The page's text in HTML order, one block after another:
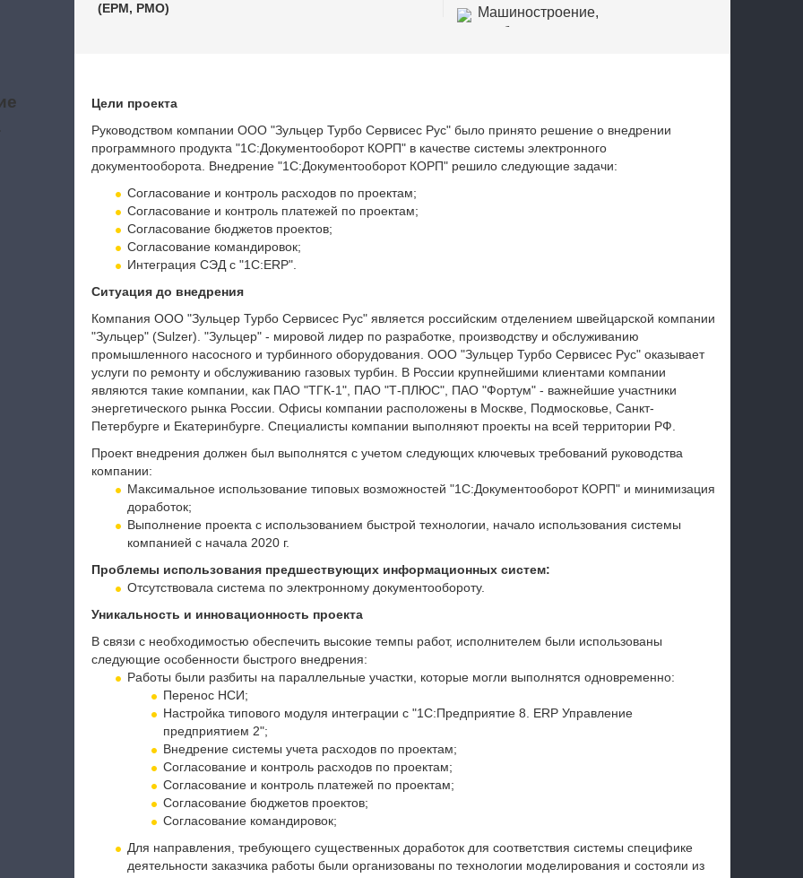
(EPM, PMO)
Машиностроение,
приборостроение
Цели проекта
Руководством компании ООО "Зульцер Турбо Сервисес Рус" было принято решение о внедрении
программного продукта "1С:Документооборот КОРП" в качестве системы электронного
документооборота. Внедрение "1С:Документооборот КОРП" решило следующие задачи:
Согласование и контроль расходов по проектам;
Согласование и контроль платежей по проектам;
Согласование бюджетов проектов;
Согласование командировок;
Интеграция СЭД с "1С:ERP".
Ситуация до внедрения
Компания ООО "Зульцер Турбо Сервисес Рус" является российским отделением швейцарской компании
"Зульцер" (Sulzer). "Зульцер" - мировой лидер по разработке, производству и обслуживанию
промышленного насосного и турбинного оборудования. ООО "Зульцер Турбо Сервисес Рус" оказывает
услуги по ремонту и обслуживанию газовых турбин. В России крупнейшими клиентами компании
являются такие компании, как ПАО "ТГК-1", ПАО "Т-ПЛЮС", ПАО "Фортум" - важнейшие участники
энергетического рынка России. Офисы компании расположены в Москве, Подмосковье, Санкт-
Петербурге и Екатеринбурге. Специалисты компании выполняют проекты на всей территории РФ.
Проект внедрения должен был выполнятся с учетом следующих ключевых требований руководства
компании:
Максимальное использование типовых возможностей "1С:Документооборот КОРП" и минимизация
доработок;
Выполнение проекта с использованием быстрой технологии, начало использования системы
компанией с начала 2020 г.
Проблемы использования предшествующих информационных систем:
Отсутствовала система по электронному документообороту.
Уникальность и инновационность проекта
В связи с необходимостью обеспечить высокие темпы работ, исполнителем были использованы
следующие особенности быстрого внедрения:
Работы были разбиты на параллельные участки, которые могли выполнятся одновременно:
Перенос НСИ;
Настройка типового модуля интеграции с "1С:Предприятие 8. ERP Управление
предприятием 2";
Внедрение системы учета расходов по проектам;
Согласование и контроль расходов по проектам;
Согласование и контроль платежей по проектам;
Согласование бюджетов проектов;
Согласование командировок;
Для направления, требующего существенных доработок для соответствия системы специфике
деятельности заказчика работы были организованы по технологии моделирования и состояли из